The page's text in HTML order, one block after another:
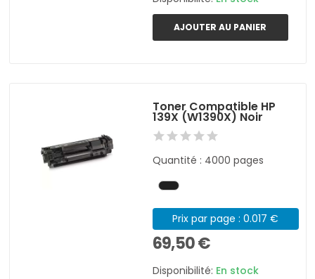
AJOUTER AU PANIER
Toner Compatible HP
139X (W1390X) Noir
Quantité : 4000 pages
Prix par page : 0.017 €
69,50 €
Disponibilité: En stock